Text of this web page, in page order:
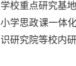
学校重点研究基地
小学思政课一体
识研究院等校内